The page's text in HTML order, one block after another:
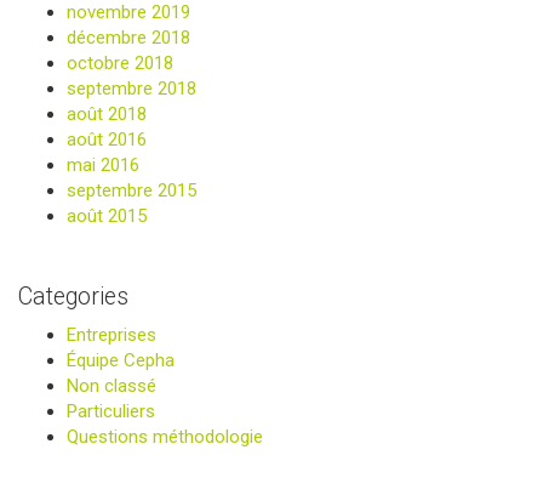
novembre 2019
décembre 2018
octobre 2018
septembre 2018
août 2018
août 2016
mai 2016
septembre 2015
août 2015
Categories
Entreprises
Équipe Cepha
Non classé
Particuliers
Questions méthodologie